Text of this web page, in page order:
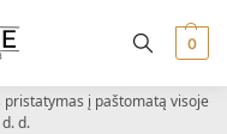
0
pristatymas į paštomatą visoje
d.